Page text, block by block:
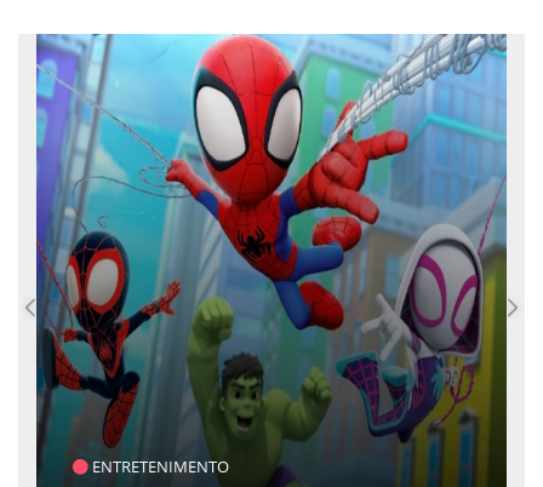
ENTRETENIMENTO